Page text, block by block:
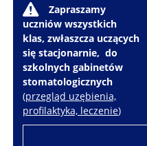
W
Zapraszamy
uczniów wszystkich
klas, zwłaszcza uczących
się stacjonarnie, do
szkolnych gabinetów
stomatologicznych
(przegląd uzębienia,
profilaktyka, leczenie)